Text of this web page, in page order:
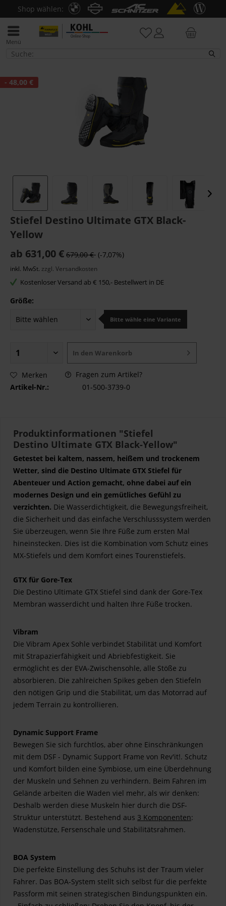
Shop wählen:
Menü
Stiefel
- 48,00 €
Stiefel Destino Ultimate GTX Black-
Yellow
ab 631,00 € 679,00 € (-7,07%)
inkl. MwSt. zzgl. Versandkosten
Kostenloser Versand ab € 150,- Bestellwert in DE
Größe:
Bitte wähle eine Variante
In den Warenkorb
Merken
Fragen zum Artikel?
Artikel-Nr.:
01-500-3739-0
Produktinformationen "Stiefel
Destino Ultimate GTX Black-Yellow"
Getestet bei kaltem, nassem, heißem und trockenem
Wetter, sind die Destino Ultimate GTX Stiefel für
Abenteuer und Action gemacht, ohne dabei auf ein
modernes Design und ein gemütliches Gefühl zu
verzichten. Die Wasserdichtigkeit, die Bewegungsfreiheit,
die Sicherheit und das einfache Verschlusssystem werden
Sie überzeugen, wenn Sie Ihre Füße zum ersten Mal
hineinstecken. Dies ist die Kombination vom Schutz eines
MX-Stiefels und dem Komfort eines Tourenstiefels.
GTX für Gore-Tex
Die Destino Ultimate GTX Stiefel sind dank der Gore-Tex
Membran wasserdicht und halten Ihre Füße trocken.
Vibram
Die Vibram Apex Sohle verbindet Stabilität und Komfort
mit Strapazierfähigkeit und Abriebfestigkeit. Sie
ermöglicht es der EVA-Zwischensohle, alle Stöße zu
absorbieren. Die zahlreichen Spikes geben den Stiefeln
den nötigen Grip und die Stabilität, um das Motorrad auf
jedem Terrain zu kontrollieren.
Dynamic Support Frame
Bewegen Sie sich furchtlos, aber ohne Einschränkungen
mit dem DSF - Dynamic Support Frame von Rev'it!. Schutz
und Komfort bilden eine Symbiose, um eine Überdehnung
der Muskeln und Sehnen zu verhindern. Beim Fahren im
Gelände arbeiten die Waden viel mehr, als wir denken:
Deshalb werden diese Muskeln hier durch die DSF-
Struktur unterstützt. Bestehend aus 3 Komponenten:
Wadenstütze, Fersenschale und Stabilitätsrahmen.
BOA System
Die perfekte Einstellung des Schuhs ist der Traum vieler
Fahrer. Das BOA-System stellt sich selbst für die perfekte
Passform mit seinen strategischen Bindungspunkten ein.